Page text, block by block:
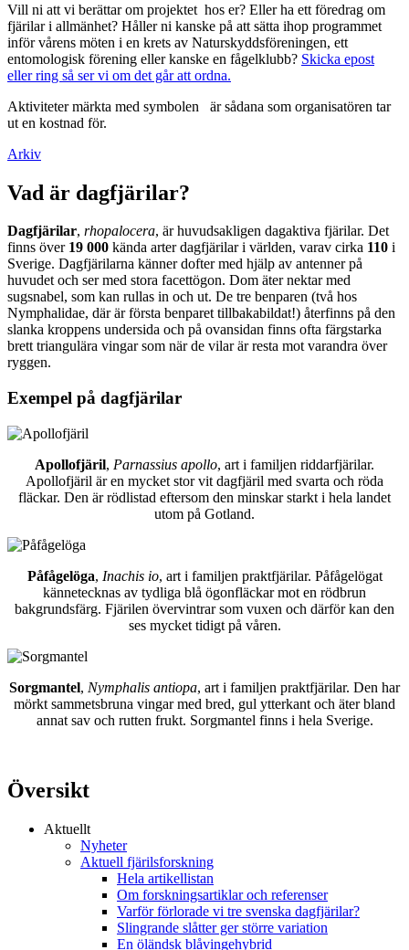
Vill ni att vi berättar om projektet hos er? Eller ha ett föredrag om
fjärilar i allmänhet? Håller ni kanske på att sätta ihop programmet
inför vårens möten i en krets av Naturskyddsföreningen, ett
entomologisk förening eller kanske en fågelklubb? Skicka epost
eller ring så ser vi om det går att ordna.
Aktiviteter märkta med symbolen
är sådana som organisatören tar
ut en kostnad för.
Arkiv
Vad är dagfjärilar?
Dagfjärilar, rhopalocera, är huvudsakligen dagaktiva fjärilar. Det
finns över 19 000 kända arter dagfjärilar i världen, varav cirka 110 i
Sverige. Dagfjärilarna känner dofter med hjälp av antenner på
huvudet och ser med stora facettögon. Dom äter nektar med
sugsnabel, som kan rullas in och ut. De tre benparen (två hos
Nymphalidae, där är första benparet tillbakabildat!) återfinns på den
slanka kroppens undersida och på ovansidan finns ofta färgstarka
brett triangulära vingar som när de vilar är resta mot varandra över
ryggen.
Exempel på dagfjärilar
Apollofjäril, Parnassius apollo, art i familjen riddarfjärilar.
Apollofjäril är en mycket stor vit dagfjäril med svarta och röda
fläckar. Den är rödlistad eftersom den minskar starkt i hela landet
utom på Gotland.
Påfågelöga, Inachis io, art i familjen praktfjärilar. Påfågelögat
kännetecknas av tydliga blå ögonfläckar mot en rödbrun
bakgrundsfärg. Fjärilen övervintrar som vuxen och därför kan den
ses mycket tidigt på våren.
Sorgmantel, Nymphalis antiopa, art i familjen praktfjärilar. Den har
mörkt sammetsbruna vingar med bred, gul ytterkant och äter bland
annat sav och rutten frukt. Sorgmantel finns i hela Sverige.
Översikt
Aktuellt
Nyheter
Aktuell fjärilsforskning
Hela artikellistan
Om forskningsartiklar och referenser
Varför förlorade vi tre svenska dagfjärilar?
Slingrande slåtter ger större variation
En öländsk blåvingehybrid